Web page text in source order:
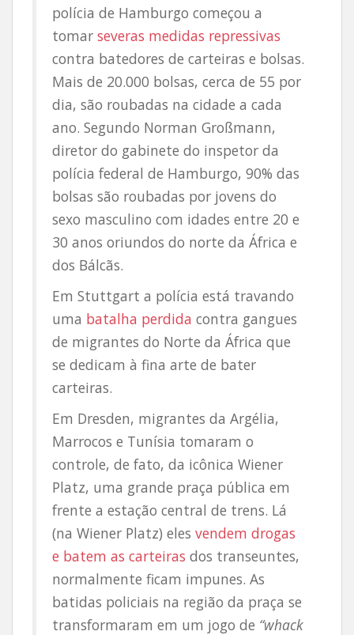
polícia de Hamburgo começou a
tomar severas medidas repressivas
contra batedores de carteiras e bolsas.
Mais de 20.000 bolsas, cerca de 55 por
dia, são roubadas na cidade a cada
ano. Segundo Norman Großmann,
diretor do gabinete do inspetor da
polícia federal de Hamburgo, 90% das
bolsas são roubadas por jovens do
sexo masculino com idades entre 20 e
30 anos oriundos do norte da África e
dos Bálcãs.
Em Stuttgart a polícia está travando
uma batalha perdida contra gangues
de migrantes do Norte da África que
se dedicam à fina arte de bater
carteiras.
Em Dresden, migrantes da Argélia,
Marrocos e Tunísia tomaram o
controle, de fato, da icônica Wiener
Platz, uma grande praça pública em
frente a estação central de trens. Lá
(na Wiener Platz) eles vendem drogas
e batem as carteiras dos transeuntes,
normalmente ficam impunes. As
batidas policiais na região da praça se
transformaram em um jogo de “whack